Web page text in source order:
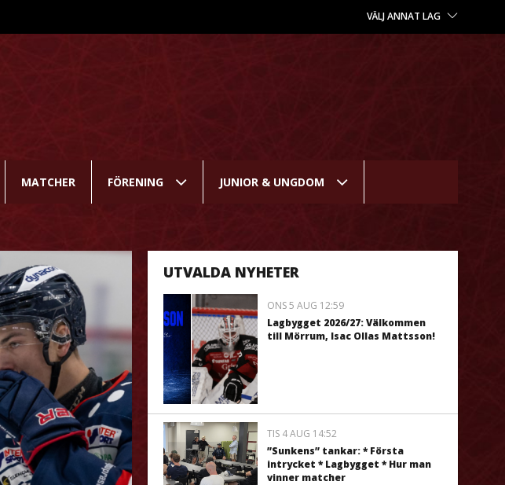
VÄLJ ANNAT LAG
MATCHER FÖRENING JUNIOR & UNGDOM
UTVALDA NYHETER
ONS 5 AUG 12:59
Lagbygget 2026/27: Välkommen
till Mörrum, Isac Ollas Mattsson!
TIS 4 AUG 14:52
”Sunkens” tankar: * Första
intrycket * Lagbygget * Hur man
vinner matcher